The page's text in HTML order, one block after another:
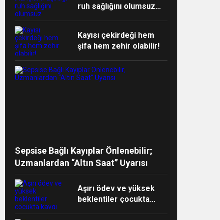
ruh sağlığını olumsuz
Kayısı çekirdeği hem
şifa hem zehir olabilir!
Sepsise Bağlı Kayıplar Önlenebilir;
Uzmanlardan “Altın Saat” Uyarısı
Aşırı ödev ve yüksek
beklentiler çocukta